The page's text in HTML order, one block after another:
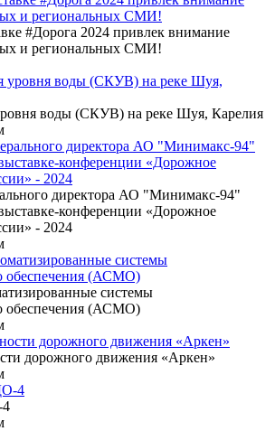
#Дорога 2024 привлек внимание
и региональных СМИ!
воды (СКУВ) на реке Шуя, Карелия
директора АО "Минимакс-94"
конференции «Дорожное
- 2024
системы
обеспечения (АСМО)
дорожного движения «Аркен»
4